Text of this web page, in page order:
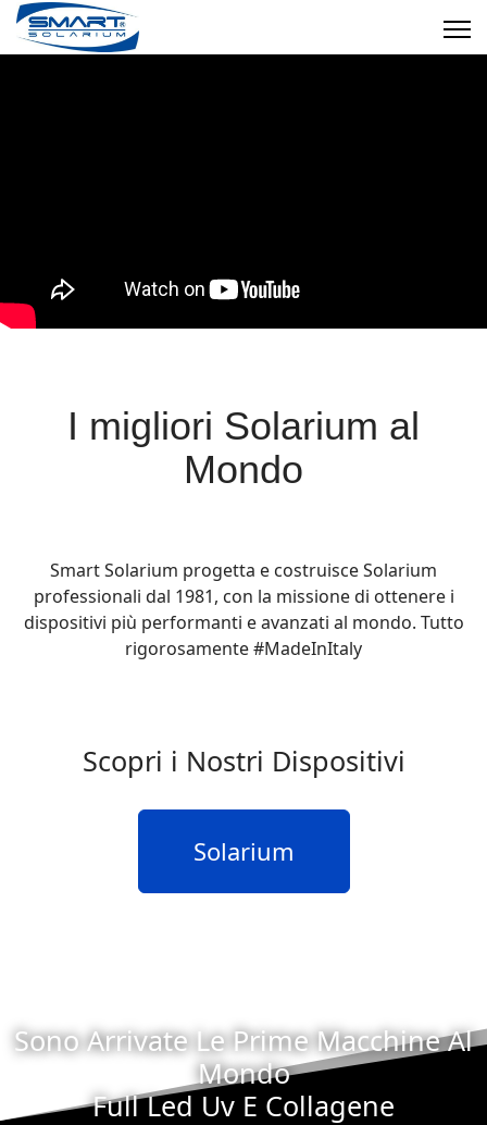
I migliori Solarium al
Mondo
Smart Solarium progetta e costruisce Solarium
professionali dal 1981, con la missione di ottenere i
dispositivi più performanti e avanzati al mondo. Tutto
rigorosamente #MadeInItaly
Scopri i Nostri Dispositivi
Solarium
Sono Arrivate Le Prime Macchine Al
Mondo
Full Led Uv E Collagene